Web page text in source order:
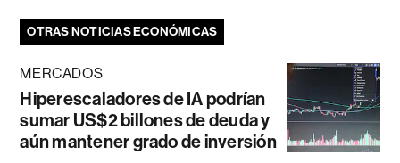
OTRAS NOTICIAS ECONÓMICAS
MERCADOS
Hiperescaladores de IA podrían
sumar US$2 billones de deuda y
aún mantener grado de inversión